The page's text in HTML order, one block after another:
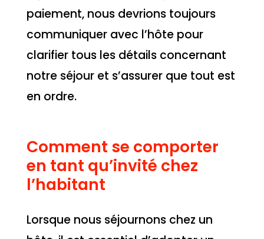
paiement, nous devrions toujours
communiquer avec l’hôte pour
clarifier tous les détails concernant
notre séjour et s’assurer que tout est
en ordre.
Comment se comporter
en tant qu’invité chez
l’habitant
Lorsque nous séjournons chez un